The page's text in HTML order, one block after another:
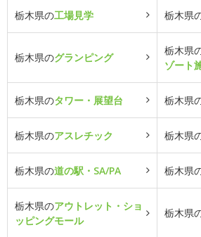
栃木県の工場見学 栃木県
栃木県のグランピング
栃木県
ゾート
栃木県のタワー・展望台 栃木県
栃木県のアスレチック 栃木県
栃木県の道の駅・SA/PA 栃木県
栃木県のアウトレット・ショ
ッピングモール
栃木県